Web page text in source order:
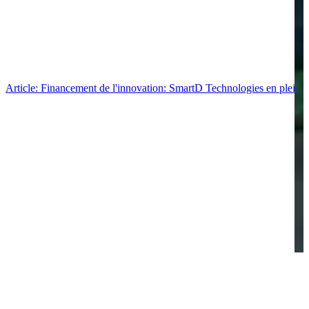
Article: Financement de l'innovation: SmartD Technologies en pleine